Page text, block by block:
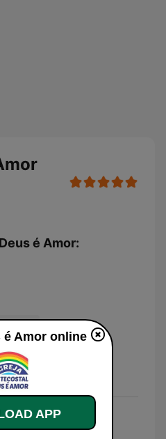
é Amor:
days
é Amor online
APP